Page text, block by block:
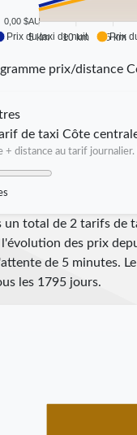
0,00 $AU
5 km 10 km 15 km
Prix du taxi de nuit Prix
prix/distance
de taxi Côte
+ distance au tarif
un total de 2 tarifs de
des prix
de 5 minutes.
les 1795jours.